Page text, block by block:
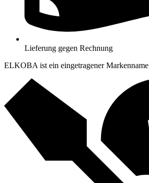
Lieferung gegen Rechnung
ELKOBA ist ein eingetragener Markenname